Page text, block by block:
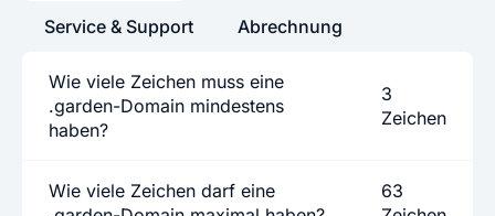
Wie viele Zeichen muss eine
.garden-Domain mindestens
haben?
3
Zeichen
Wie viele Zeichen darf eine
63
Service & Support Abrechnung